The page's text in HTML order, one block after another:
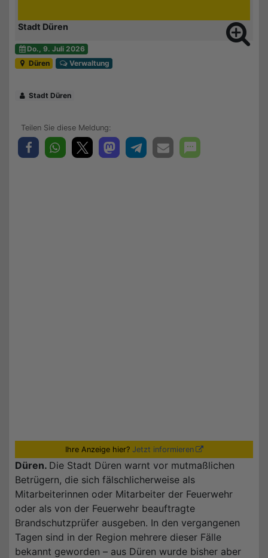
Stadt Düren
Do., 9. Juli 2026
Düren
Verwaltung
Stadt Düren
Ihre Anzeige hier? Jetzt informieren
Düren. Die Stadt Düren warnt vor mutmaßlichen
Betrügern, die sich fälschlicherweise als
Mitarbeiterinnen oder Mitarbeiter der Feuerwehr
oder als von der Feuerwehr beauftragte
Brandschutzprüfer ausgeben. In den vergangenen
Tagen sind in der Region mehrere dieser Fälle
bekannt geworden – aus Düren wurde bisher aber